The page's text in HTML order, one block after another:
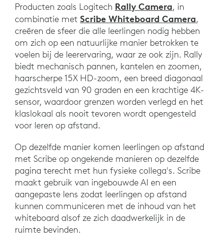
Producten zoals Logitech Rally Camera, in
combinatie met Scribe Whiteboard Camera,
creëren de sfeer die alle leerlingen nodig hebben
om zich op een natuurlijke manier betrokken te
voelen bij de leerervaring, waar ze ook zijn. Rally
biedt mechanisch pannen, kantelen en zoomen,
haarscherpe 15X HD-zoom, een breed diagonaal
gezichtsveld van 90 graden en een krachtige 4K-
sensor, waardoor grenzen worden verlegd en het
klaslokaal als nooit tevoren wordt opengesteld
voor leren op afstand.
Op dezelfde manier komen leerlingen op afstand
met Scribe op ongekende manieren op dezelfde
pagina terecht met hun fysieke collega's. Scribe
maakt gebruik van ingebouwde AI en een
aangepaste lens zodat leerlingen op afstand
kunnen communiceren met de inhoud van het
whiteboard alsof ze zich daadwerkelijk in de
ruimte bevinden.